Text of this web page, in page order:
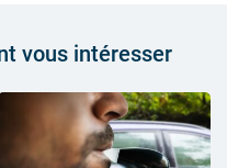
vous intéresser